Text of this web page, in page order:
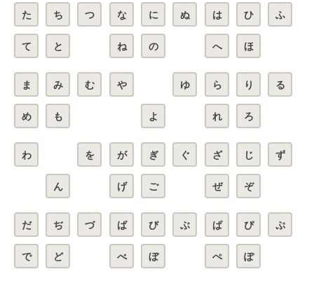
た ち つ
て と
な に ぬ
ね の
は ひ ふ
へ ほ
ま み む
め も
や ゆ
よ
ら り る
れ ろ
わ を
ん
が ぎ ぐ
げ ご
ざ じ ず
ぜ ぞ
だ ぢ づ
で ど
ば び ぶ
べ ぼ
ぱ ぴ ぷ
ぺ ぽ